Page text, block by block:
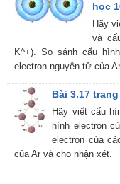
học
Hãy
và
K^+). So sánh cấu
electron nguyên tử của
Bài 3.17
Hãy viết cấu
hình electron
electron của
của Ar và cho nhận xét.